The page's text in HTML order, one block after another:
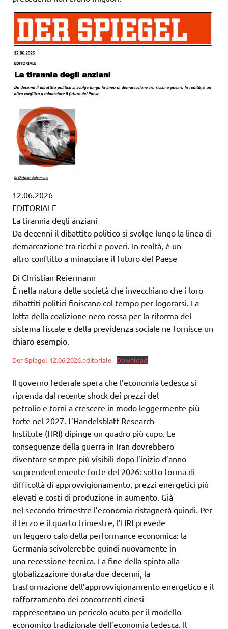
12.06.2026
EDITORIALE
La tirannia degli anziani
Da decenni il dibattito politico si svolge lungo la linea di
demarcazione tra ricchi e poveri. In realtà, è un
altro conflitto a minacciare il futuro del Paese
Di Christian Reiermann
È nella natura delle società che invecchiano che i loro
dibattiti politici finiscano col tempo per logorarsi. La
lotta della coalizione nero-rossa per la riforma del
sistema fiscale e della previdenza sociale ne fornisce un
chiaro esempio.
Der-Spiegel-12.06.2026.editoriale Download
Il governo federale spera che l’economia tedesca si
riprenda dal recente shock dei prezzi del
petrolio e torni a crescere in modo leggermente più
forte nel 2027. L’Handelsblatt Research
Institute (HRI) dipinge un quadro più cupo. Le
conseguenze della guerra in Iran dovrebbero
diventare sempre più visibili dopo l’inizio d’anno
sorprendentemente forte del 2026: sotto forma di
difficoltà di approvvigionamento, prezzi energetici più
elevati e costi di produzione in aumento. Già
nel secondo trimestre l’economia ristagnerà quindi. Per
il terzo e il quarto trimestre, l’HRI prevede
un leggero calo della performance economica: la
Germania scivolerebbe quindi nuovamente in
una recessione tecnica. La fine della spinta alla
globalizzazione durata due decenni, la
trasformazione dell’approvvigionamento energetico e il
rafforzamento dei concorrenti cinesi
rappresentano un pericolo acuto per il modello
economico tradizionale dell’economia tedesca. Il